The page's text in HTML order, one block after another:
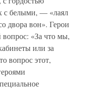
с белыми, — «лаял
двора вон». Герои
«За что мы,
или за
вопрос этот,